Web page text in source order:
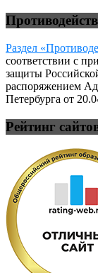
Раздел
соответствии с
защиты
распоряжением
Петербурга от
Рейтинг